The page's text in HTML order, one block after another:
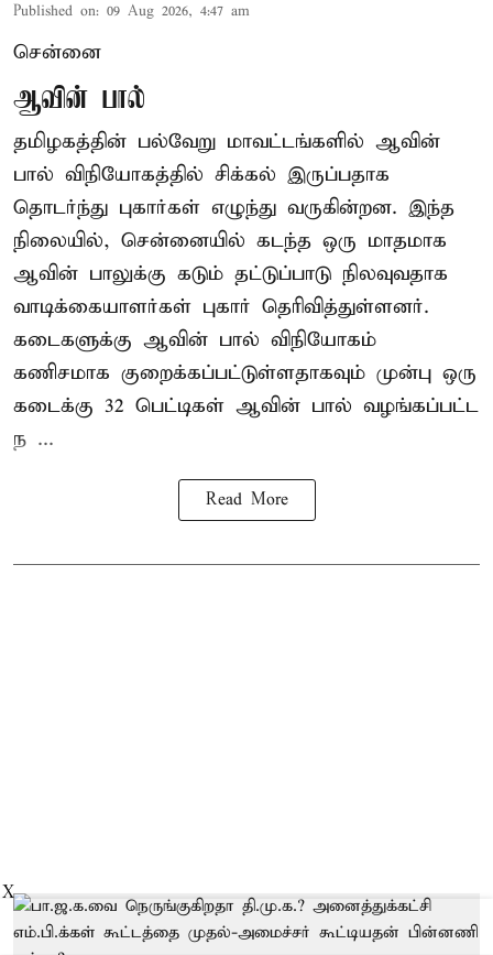
Published on: 09 Aug 2026, 4:47 am
சென்னை
ஆவின் பால்
தமிழகத்தின் பல்வேறு மாவட்டங்களில் ஆவின்
பால் விநியோகத்தில் சிக்கல் இருப்பதாக
தொடர்ந்து புகார்கள் எழுந்து வருகின்றன. இந்த
நிலையில், சென்னையில் கடந்த ஒரு மாதமாக
ஆவின் பாலுக்கு கடும் தட்டுப்பாடு நிலவுவதாக
வாடிக்கையாளர்கள் புகார் தெரிவித்துள்ளனர்.
கடைகளுக்கு ஆவின் பால் விநியோகம்
கணிசமாக குறைக்கப்பட்டுள்ளதாகவும் முன்பு ஒரு
கடைக்கு 32 பெட்டிகள் ஆவின் பால் வழங்கப்பட்ட
ந ...
Read More
X